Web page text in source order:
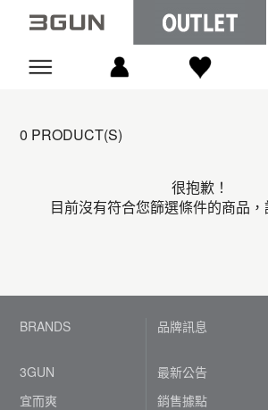
0 PRODUCT(S)
很抱歉！
目前沒有符合您篩選條件的商品，
BRANDS
3GUN
宜而爽
品牌訊息
最新公告
銷售據點